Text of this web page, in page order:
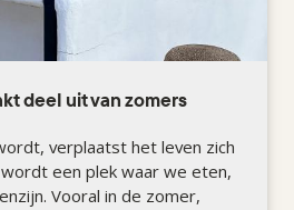
deel uit van zomers
verplaatst het leven zich
een plek waar we eten,
Vooral in de zomer,